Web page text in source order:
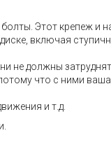
Этот крепеж и
включая
не должны
что с ними
и т.д.